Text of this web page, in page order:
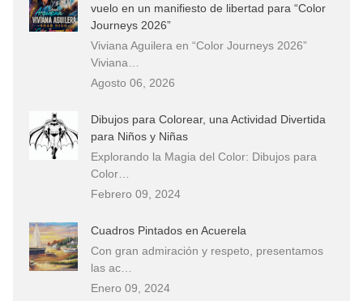
vuelo en un manifiesto de libertad para “Color
Journeys 2026”
Viviana Aguilera en “Color Journeys 2026”
Viviana…
Agosto 06, 2026
Dibujos para Colorear, una Actividad Divertida
para Niños y Niñas
Explorando la Magia del Color: Dibujos para
Color…
Febrero 09, 2024
Cuadros Pintados en Acuerela
Con gran admiración y respeto, presentamos
las ac…
Enero 09, 2024